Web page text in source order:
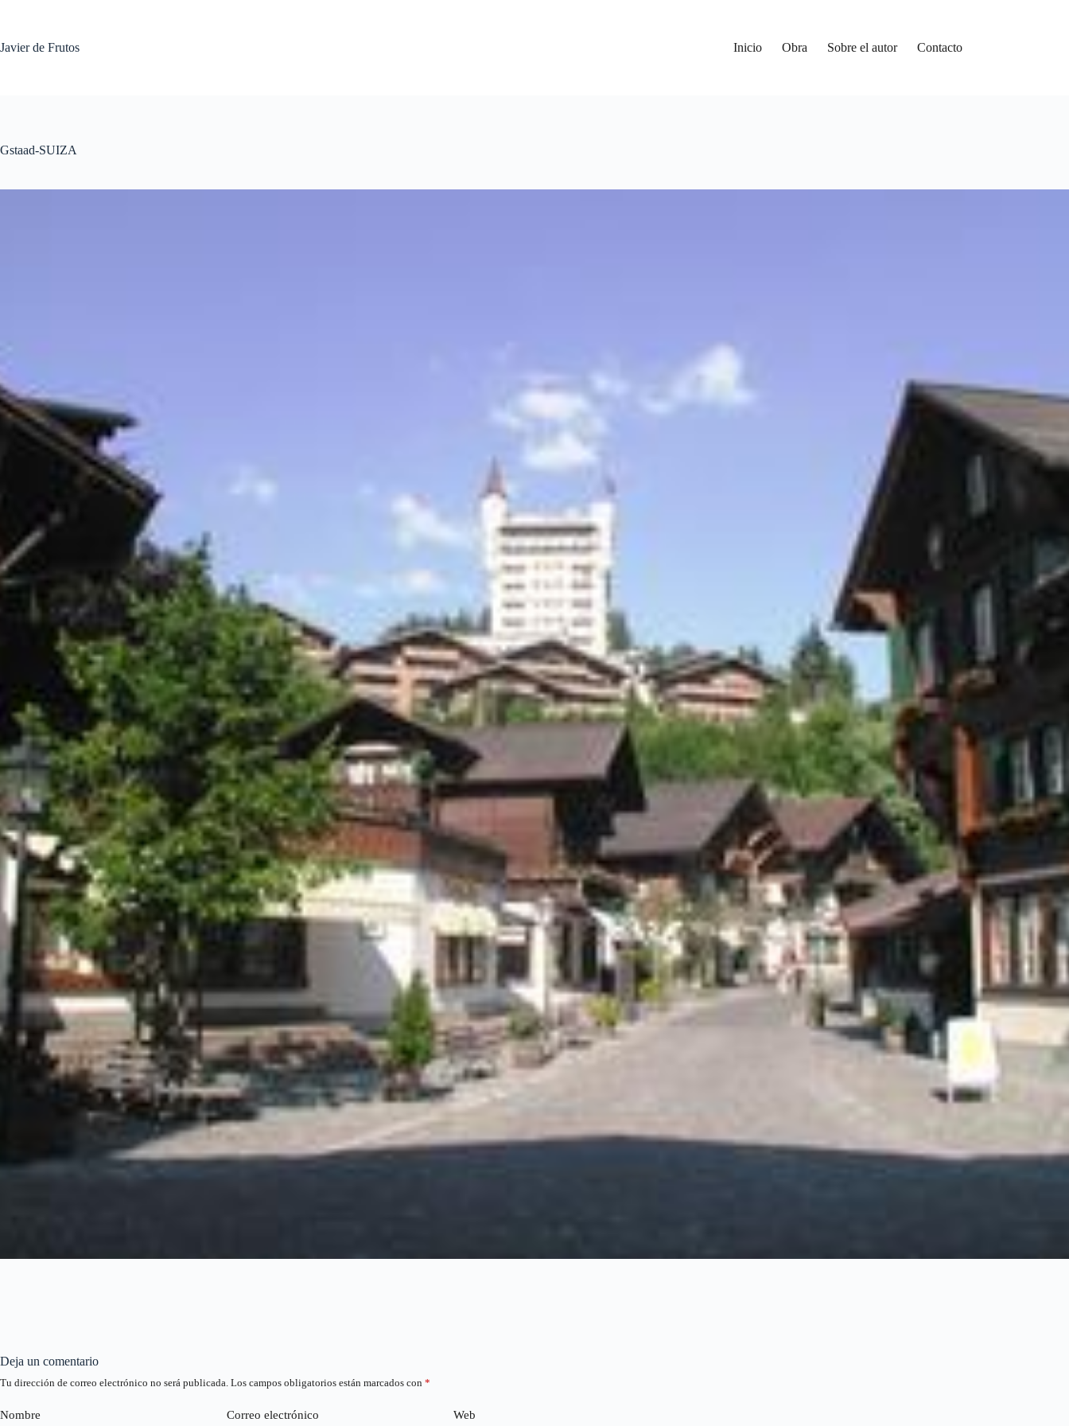
Javier de Frutos
Inicio Obra Sobre el autor Contacto
Gstaad-SUIZA
Deja un comentario
Tu dirección de correo electrónico no será publicada. Los campos obligatorios están marcados con *
Nombre Correo electrónico Web